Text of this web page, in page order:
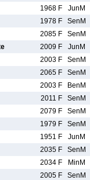
1968 F
JunM
1978 F
SenM
2085 F
SenM
2009 F
JunM
2003 F
SenM
2065 F
SenM
2003 F
BenM
2011 F
SenM
2079 F
SenM
1979 F
SenM
1951 F
JunM
2035 F
SenM
2034 F
MinM
2005 F
SenM